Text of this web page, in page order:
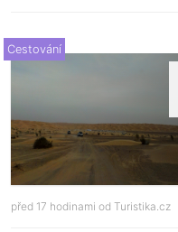
Cestování
před 17 hodinami od Turistika.cz